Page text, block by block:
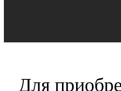
Для